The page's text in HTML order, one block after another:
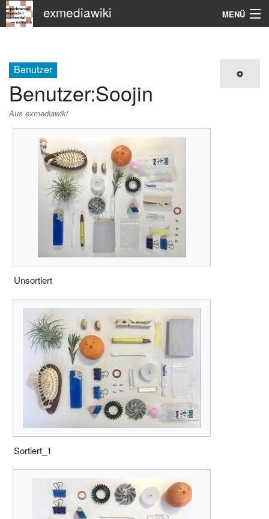
exmediawiki MENÜ
KHM
Suche
Benutzer
Benutzer:Soojin
Aus exmediawiki
Unsortiert
Sortiert_1